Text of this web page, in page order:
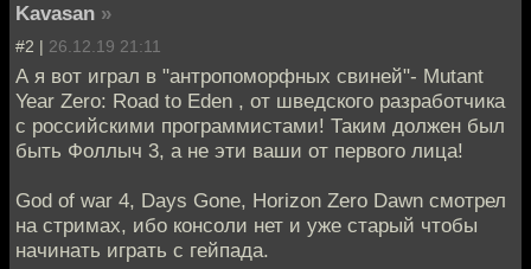
Kavasan »
#2 | 26.12.19 21:11
А я вот играл в "антропоморфных свиней"- Mutant
Year Zero: Road to Eden , от шведского разработчика
с российскими программистами! Таким должен был
быть Фоллыч 3, а не эти ваши от первого лица!
God of war 4, Days Gone, Horizon Zero Dawn смотрел
на стримах, ибо консоли нет и уже старый чтобы
начинать играть с гейпада.